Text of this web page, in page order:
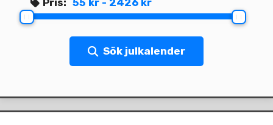
Pris: 55 kr - 2426 kr
Sök julkalender